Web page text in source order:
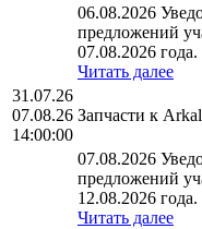
06.08.2026
предложений
07.08.2026 года.
Читать далее
31.07.26
07.08.26
14:00:00
Запчасти к
07.08.2026
предложений
12.08.2026 года.
Читать далее